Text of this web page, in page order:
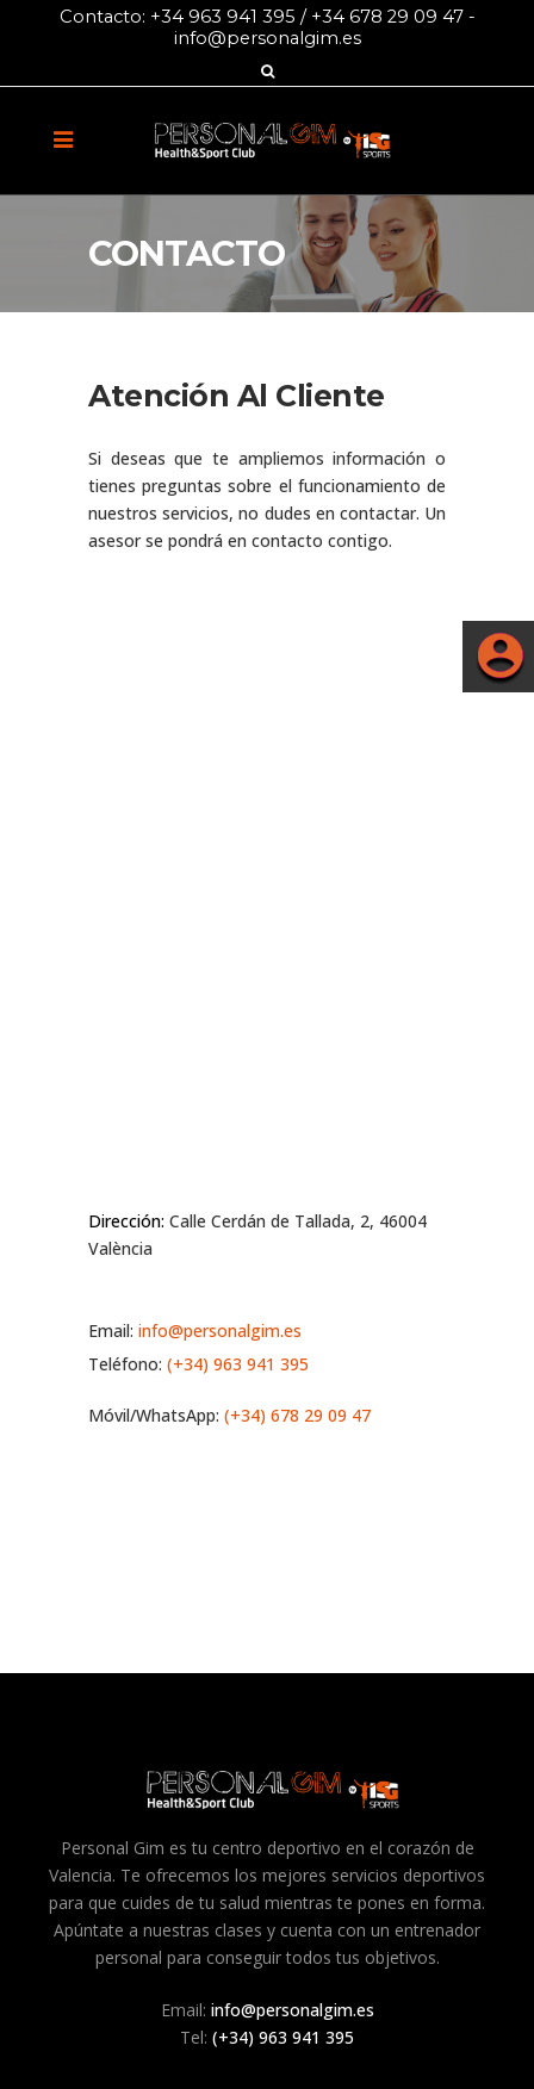
Contacto: +34 963 941 395 / +34 678 29 09 47-
info@personalgim.es
CONTACTO
Atención Al Cliente
Si deseas que te ampliemos información o
tienes preguntas sobre el funcionamiento de
nuestros servicios, no dudes en contactar. Un
asesor se pondrá en contacto contigo.
Dirección: Calle Cerdán de Tallada, 2, 46004
València
Email: info@personalgim.es
Teléfono: (+34) 963 941 395
Móvil/WhatsApp: (+34) 678 29 09 47
Personal Gim es tu centro deportivo en el corazón de
Valencia. Te ofrecemos los mejores servicios deportivos
para que cuides de tu salud mientras te pones en forma.
Apúntate a nuestras clases y cuenta con un entrenador
personal para conseguir todos tus objetivos.
Email: info@personalgim.es
Tel: (+34) 963 941 395